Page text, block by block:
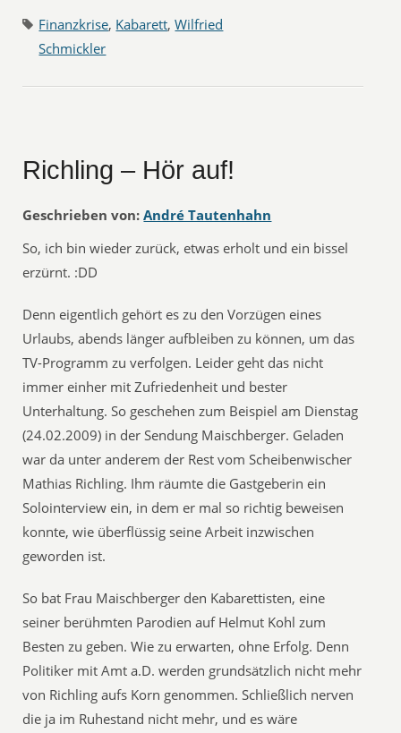
Finanzkrise, Kabarett,Wilfried
Schmickler
Richling – Hör auf!
Geschrieben von: André Tautenhahn
So, ich bin wieder zurück, etwas erholt und ein bissel
erzürnt. :DD
Denn eigentlich gehört es zu den Vorzügen eines
Urlaubs, abends länger aufbleiben zu können, um das
TV-Programm zu verfolgen. Leider geht das nicht
immer einher mit Zufriedenheit und bester
Unterhaltung. So geschehen zum Beispiel am Dienstag
(24.02.2009) in der Sendung Maischberger. Geladen
war da unter anderem der Rest vom Scheibenwischer
Mathias Richling. Ihm räumte die Gastgeberin ein
Solointerview ein, in dem er mal so richtig beweisen
konnte, wie überflüssig seine Arbeit inzwischen
geworden ist.
So bat Frau Maischberger den Kabarettisten, eine
seiner berühmten Parodien auf Helmut Kohl zum
Besten zu geben. Wie zu erwarten, ohne Erfolg. Denn
Politiker mit Amt a.D. werden grundsätzlich nicht mehr
von Richling aufs Korn genommen. Schließlich nerven
die ja im Ruhestand nicht mehr, und es wäre